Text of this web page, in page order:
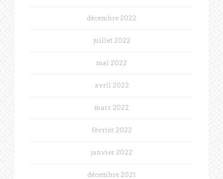
décembre 2022
juillet 2022
mai 2022
avril 2022
mars 2022
février 2022
janvier 2022
décembre 2021